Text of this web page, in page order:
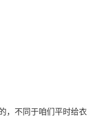
，不同于咱们平时给衣